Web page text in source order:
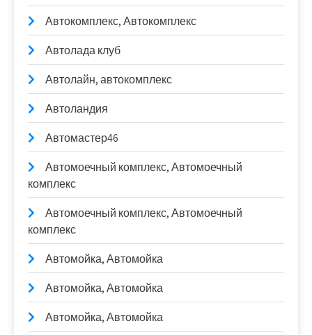
Автокомплекс, Автокомплекс
Автолада клуб
Автолайн, автокомплекс
Автоландия
Автомастер46
Автомоечный комплекс, Автомоечный
комплекс
Автомоечный комплекс, Автомоечный
комплекс
Автомойка, Автомойка
Автомойка, Автомойка
Автомойка, Автомойка